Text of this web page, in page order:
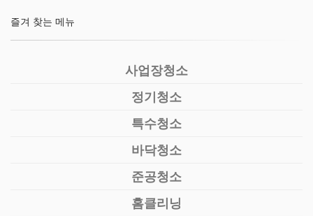
즐겨 찾는 메뉴
사업장청소
정기청소
특수청소
바닥청소
준공청소
홈클리닝